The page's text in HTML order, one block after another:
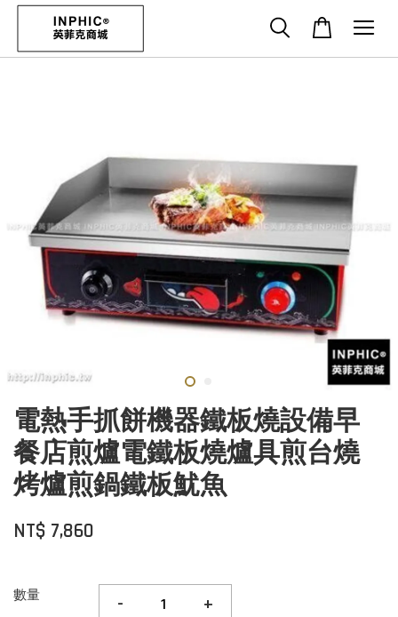
電熱手抓餅機器鐵板燒設備早
餐店煎爐電鐵板燒爐具煎台燒
烤爐煎鍋鐵板魷魚
NT$ 7,860
數量 - +